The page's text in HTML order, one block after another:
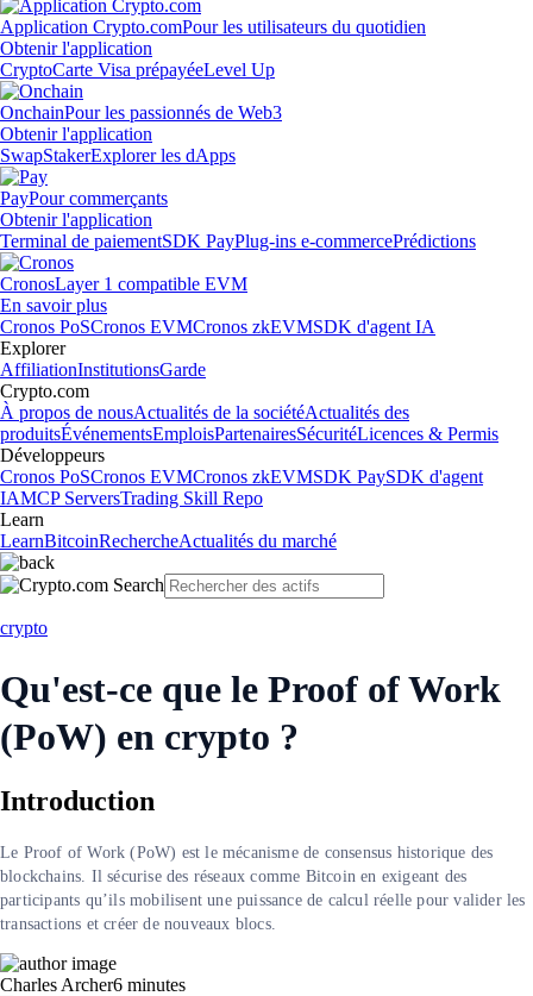
Application Crypto.comPour les utilisateurs du quotidien
Obtenir l'application
CryptoCarte Visa prépayéeLevel Up
OnchainPour les passionnés de Web3
Obtenir l'application
SwapStakerExplorer les dApps
PayPour commerçants
Obtenir l'application
Terminal de paiementSDK PayPlug-ins e-commercePrédictions
CronosLayer 1 compatible EVM
En savoir plus
Cronos PoSCronos EVMCronos zkEVMSDK d'agent IA
Explorer
AffiliationInstitutionsGarde
Crypto.com
À propos de nousActualités de la sociétéActualités des
produitsÉvénementsEmploisPartenairesSécuritéLicences & Permis
Développeurs
Cronos PoSCronos EVMCronos zkEVMSDK PaySDK d'agent
IAMCP ServersTrading Skill Repo
Learn
LearnBitcoinRechercheActualités du marché
crypto
Qu'est-ce que le Proof of Work
(PoW) en crypto ?
Introduction
Le Proof of Work (PoW) est le mécanisme de consensus historique des
blockchains. Il sécurise des réseaux comme Bitcoin en exigeant des
participants qu’ils mobilisent une puissance de calcul réelle pour valider les
transactions et créer de nouveaux blocs.
Charles Archer6 minutes